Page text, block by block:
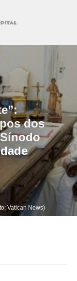
dos
Vatican News)